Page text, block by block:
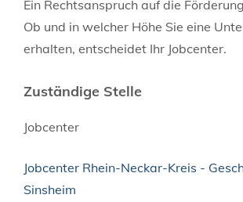
Ein Rechtsanspruch auf die
Ob und in welcher Höhe Sie eine
erhalten, entscheidet Ihr Jobcenter.
Zuständige Stelle
Jobcenter
Jobcenter Rhein-Neckar-Kreis -
Sinsheim